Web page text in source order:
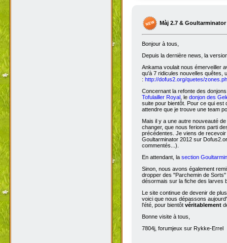
Màj 2.7 & Goultarminator
Bonjour à tous,
Depuis la dernière news, la
Ankama voulait nous émerveiller
qu'à 7 ridicules nouvelles quêtes,
: http://dofus2.org/quetes/
Concernant la refonte des
Tofulailler Royal , le donjon des
suite pour bientôt. Pour ce qui est
attendre que je trouve une team
Mais il y a une autre nouveauté
changer, que nous ferions parti
précédentes. Je viens de
Goultarminator 2012 sur
commentés...).
En attendant, la section
Sinon, nous avons également
dropper des "Parchemin de
désormais sur la fiche des larves
Le site continue de devenir de
voici que nous dépassons
l'été, pour bientôt véritablement
Bonne visite à tous,
7804j, forumjeux sur Rykke-Errel